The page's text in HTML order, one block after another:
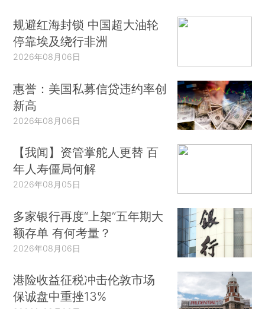
规避红海封锁 中国超大油轮
停靠埃及绕行非洲
2026年08月06日
惠誉：美国私募信贷违约率创
新高
2026年08月06日
【我闻】资管掌舵人更替 百
年人寿僵局何解
2026年08月05日
多家银行再度“上架”五年期大
额存单 有何考量？
2026年08月06日
港险收益征税冲击伦敦市场
保诚盘中重挫13%